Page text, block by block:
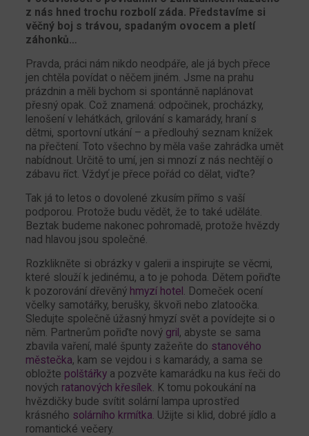
z nás hned trochu rozbolí záda. Představíme si
věčný boj s trávou, spadaným ovocem a pletí
záhonků…
Pravda, práci nám nikdo neodpáře, ale já bych přece
jen chtěla povídat o něčem jiném. Jsme na prahu
prázdnin a měli bychom si spontánně naplánovat
přesný opak. Což znamená: odpočinek, procházky,
lenošení v lehátkách, grilování s kamarády, hraní s
dětmi, sportovní utkání – a předlouhý seznam knížek
na přečtení. Toto všechno by měla vaše zahrádka umět
nabídnout. Určitě to umí, jen si mnozí z nás nechtějí o
zábavu říct. Vždyť je přece pořád co dělat, viďte?
Tak já to letos o dovolené zkusím přímo s vaší
podporou. Protože budu vědět, že to také uděláte.
Beztak budeme nakonec pohromadě, protože hvězdy
nad hlavou jsou společné.
Rozklikněte si obrázky v galerii a inspirujte se věcmi,
které slouží k jedinému, a to je pohoda. Dětem pořiďte
k pozorování dřevěný hmyzí hotel . Domeček ocení
včelky samotářky, berušky, škvoři nebo zlatoočka.
Sledujte společně úžasný hmyzí svět a povídejte si o
něm. Partnerům pořiďte nový gril , abyste se sama
zbavila vaření, malé špunty zažeňte do stanového
městečka, kam se vejdou i s kamarády, a sama se
obložte polštářkya pozvěte kamarádku na kus řeči do
nových ratanových křesílek. K tomu pokoukání na
hvězdičky bude svítit solární lampa uprostřed
krásného solárního krmítka. Užijte si klid, dobré jídlo a
romantické večery.